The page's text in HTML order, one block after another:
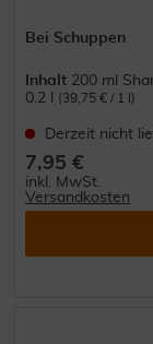
Bei Schuppen
Inhalt 200 ml
0.2 l
(39,75 € / 1 l)
Derzeit nicht
7,95 €
inkl. MwSt.
Versandkosten